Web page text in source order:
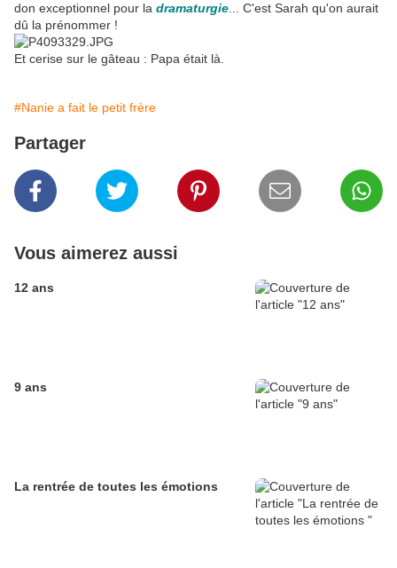
don exceptionnel pour la dramaturgie ... C'est Sarah qu'on aurait
dû la prénommer !
Et cerise sur le gâteau : Papa était là.
#Nanie a fait le petit frère
Partager
Vous aimerez aussi
12 ans
9 ans
La rentrée de toutes les émotions